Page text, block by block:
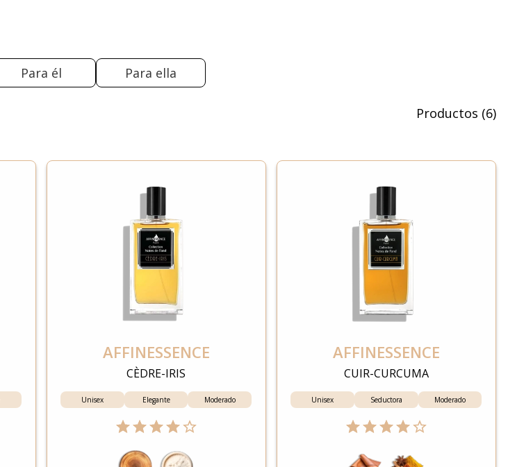
Para él Para ella
Productos (6)
AFFINESSENCE
CÈDRE-IRIS
Unisex Elegante Moderado
AFFINESSENCE
CUIR-CURCUMA
Unisex Seductora Moderado